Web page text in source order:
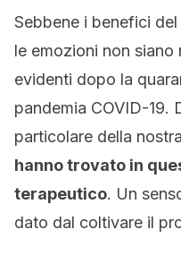
Sebbene i benefici
le emozioni non
evidenti dopo la
pandemia COVID-19.
particolare della
hanno trovato in
terapeutico. Un
dato dal coltivare il